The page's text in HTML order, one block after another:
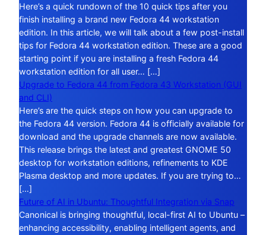
Here’s a quick rundown of the 10 quick tips after you
finish installing a brand new Fedora 44 workstation
edition. In this article, we will talk about a few post-install
tips for Fedora 44 workstation edition. These are a good
starting point if you are installing a fresh Fedora 44
workstation edition for all user… […]
Upgrade to Fedora 44 from Fedora 43 Workstation (GUI
and CLI)
Here’s are the quick steps on how you can upgrade to
the Fedora 44 version. Fedora 44 is officially available for
download and the upgrade channels are now available.
This release brings the latest and greatest GNOME 50
desktop for workstation editions, refinements to KDE
Plasma desktop and more updates. If you are trying to…
[…]
Future of AI in Ubuntu: Thoughtful Integration via Snap
Canonical is bringing thoughtful, local-first AI to Ubuntu –
enhancing accessibility, enabling intelligent agents, and